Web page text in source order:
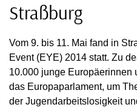
Straßburg
Vom 9. bis 11. Mai fand in
Event (EYE) 2014 statt. Zu
10.000 junge Europäerinnen
das Europaparlament, um
der Jugendarbeitslosigkeit